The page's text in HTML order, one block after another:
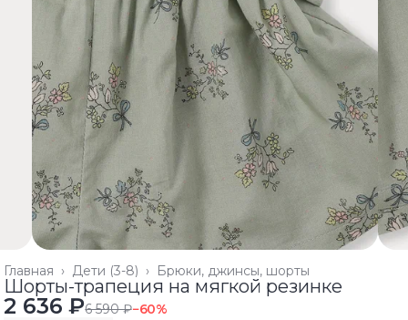
Брюки, джинсы, шорты
Дети (3-8) ›
Главная ›
Шорты-трапеция на мягкой резинке
2 636 ₽6 590 ₽−60%